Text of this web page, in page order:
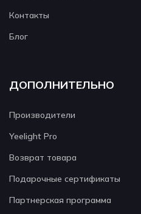
Контакты
Блог
ДОПОЛНИТЕЛЬНО
Производители
Yeelight Pro
Возврат товара
Подарочные сертификаты
Партнерская программа